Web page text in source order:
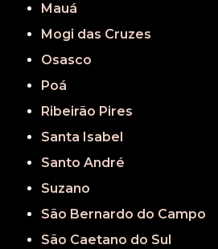
Mauá
Mogi das Cruzes
Osasco
Poá
Ribeirão Pires
Santa Isabel
Santo André
Suzano
São Bernardo do Campo
São Caetano do Sul